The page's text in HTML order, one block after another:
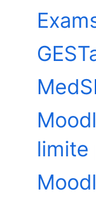
limite